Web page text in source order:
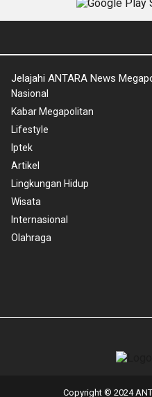
Jelajahi ANTARA News
Nasional
Kabar Megapolitan
Lifestyle
Iptek
Artikel
Lingkungan Hidup
Wisata
Internasional
Olahraga
Copyright © 2024